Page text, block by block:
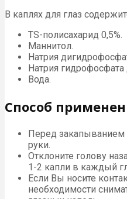
В каплях для глаз
TS-полисахарид 0,5%.
Маннитол.
Натрия
Натрия гидрофосфата
Вода.
Способ
Перед
руки.
Отклоните голову
1-2 капли в каждый
Если Вы носите
необходимости